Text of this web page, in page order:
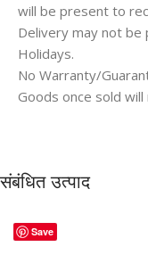
will be present to
Delivery may not be
Holidays.
No Warranty/
Goods once sold
संबंधित उत्पाद
Save